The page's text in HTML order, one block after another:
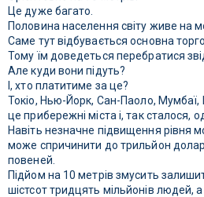
Це дуже багато.
Половина населення світу живе на
Саме тут відбувається основна
Тому їм доведеться перебратися
Але куди вони підуть?
І, хто платитиме за це?
Токіо, Нью-Йорк, Сан-Паоло,
це прибережні міста і, так сталося,
Навіть незначне підвищення рівня
може спричинити до трильйон
повеней.
Підйом на 10 метрів змусить
шістсот тридцять мільйонів людей,